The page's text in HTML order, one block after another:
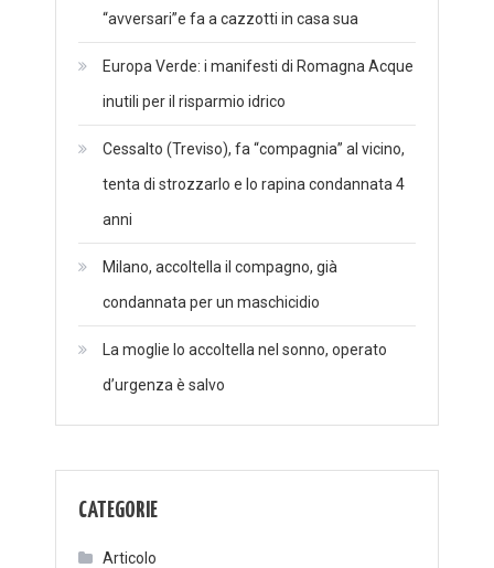
“avversari”e fa a cazzotti in casa sua
Europa Verde: i manifesti di Romagna Acque
inutili per il risparmio idrico
Cessalto (Treviso), fa “compagnia” al vicino,
tenta di strozzarlo e lo rapina condannata 4
anni
Milano, accoltella il compagno, già
condannata per un maschicidio
La moglie lo accoltella nel sonno, operato
d’urgenza è salvo
CATEGORIE
Articolo